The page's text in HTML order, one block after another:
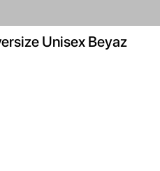
Unisex Beyaz